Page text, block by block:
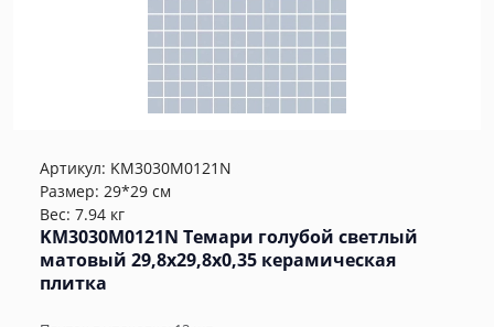
Артикул: KM3030M0121N
Размер: 29*29 см
Вес: 7.94 кг
KM3030M0121N Темари голубой светлый
матовый 29,8x29,8x0,35 керамическая
плитка